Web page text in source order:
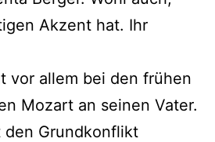
Akzent hat. Ihr
vor allem bei den frühen
Mozart an seinen Vater.
den Grundkonflikt